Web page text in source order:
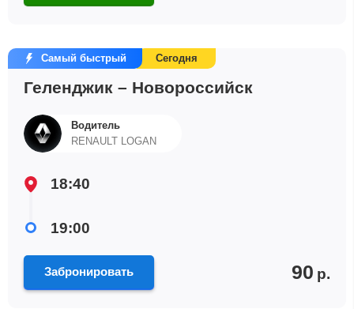
Самый быстрый Сегодня
Геленджик – Новороссийск
Водитель
RENAULT LOGAN
18:40
19:00
Забронировать 90 р.